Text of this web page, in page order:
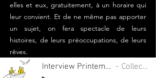
elles et eux, gratuitement, à un horaire qui
leur convient. Et de ne même pas apporter
un sujet, on fera spectacle de leurs
histoires, de leurs préoccupations, de leurs
rêves.​​​
Interview Printemps de la Ruralité - DRAC Collectif IN ITINERE